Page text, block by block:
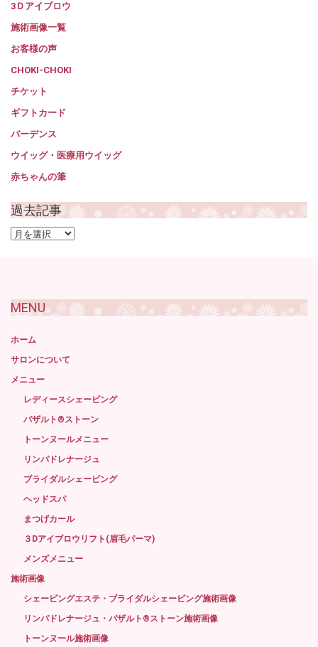
3Ｄアイブロウ
施術画像一覧
お客様の声
CHOKI-CHOKI
チケット
ギフトカード
バーデンス
ウイッグ・医療用ウイッグ
赤ちゃんの筆
過去記事
過
MENU
ホーム
サロンについて
メニュー
レディースシェービング
バザルト®ストーン
トーンヌールメニュー
リンパドレナージュ
ブライダルシェービング
ヘッドスパ
まつげカール
３Dアイブロウリフト(眉毛パーマ)
メンズメニュー
施術画像
シェービングエステ・ブライダルシェービング施術画像
リンパドレナージュ・バザルト®ストーン施術画像
トーンヌール施術画像